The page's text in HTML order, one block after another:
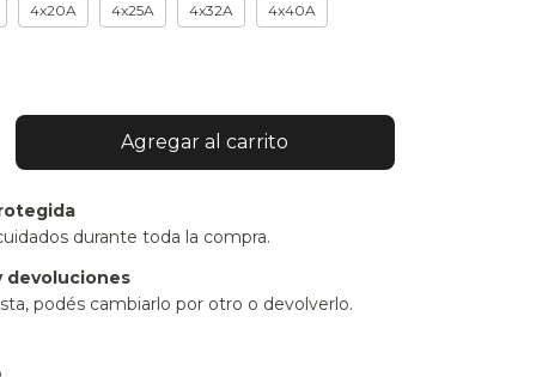
4x20A 4x25A 4x32A 4x40A
durante toda la compra.
devoluciones
podés cambiarlo por otro o devolverlo.